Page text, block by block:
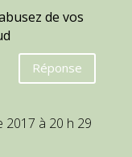
de vos
Réponse
à 20 h 29